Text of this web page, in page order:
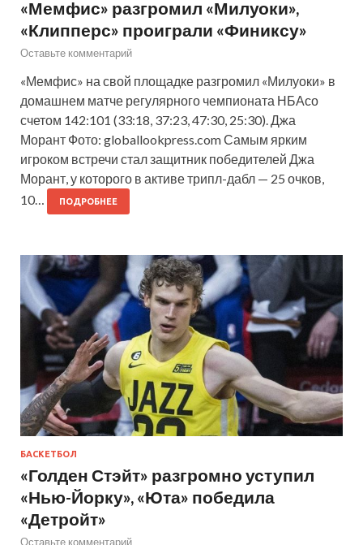
«Мемфис» разгромил «Милуоки»,
«Клипперс» проиграли «Финиксу»
Оставьте комментарий
«Мемфис» на свой площадке разгромил «Милуоки» в
домашнем матче регулярного чемпионата НБАсо
счетом 142:101 (33:18, 37:23, 47:30, 25:30). Джа
Морант Фото: globallookpress.com Самым ярким
игроком встречи стал защитник победителей Джа
Морант, у которого в активе трипл-дабл — 25 очков,
10…
ПОДРОБНЕЕ
БАСКЕТБОЛ
«Голден Стэйт» разгромно уступил
«Нью-Йорку», «Юта» победила
«Детройт»
Оставьте комментарий